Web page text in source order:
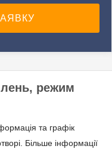
режим
та графік
Більше інформації